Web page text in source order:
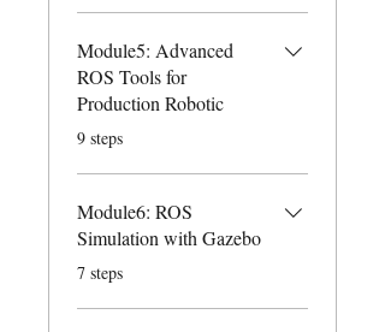
Module5: Advanced
ROS Tools for
Production Robotic
.9 steps
Module6: ROS
Simulation with Gazebo
.7 steps